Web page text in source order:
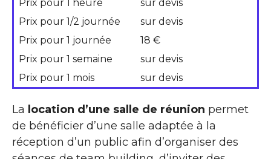
Prix pour 1 heure
sur devis
Prix pour 1/2 journée
sur devis
Prix pour 1 journée
18 €
Prix pour 1 semaine
sur devis
Prix pour 1 mois
sur devis
La location d’une salle de réunion permet
de bénéficier d’une salle adaptée à la
réception d’un public afin d’organiser des